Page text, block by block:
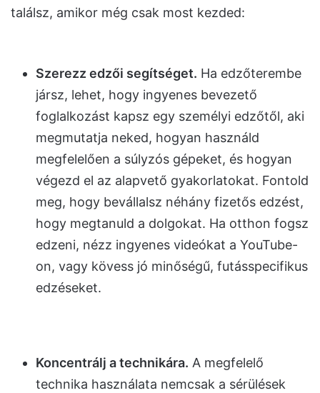
találsz, amikor még csak most kezded:
Szerezz edzői segítséget. Ha edzőterembe
jársz, lehet, hogy ingyenes bevezető
foglalkozást kapsz egy személyi edzőtől, aki
megmutatja neked, hogyan használd
megfelelően a súlyzós gépeket, és hogyan
végezd el az alapvető gyakorlatokat. Fontold
meg, hogy bevállalsz néhány fizetős edzést,
hogy megtanuld a dolgokat. Ha otthon fogsz
edzeni, nézz ingyenes videókat a YouTube-
on, vagy kövess jó minőségű, futásspecifikus
edzéseket.
Koncentrálj a technikára. A megfelelő
technika használata nemcsak a sérülések